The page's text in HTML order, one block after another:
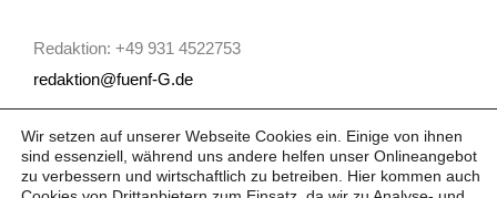
Redaktion: +49 931 4522753
redaktion@fuenf-G.de
Wir setzen auf unserer Webseite Cookies ein. Einige von ihnen
sind essenziell, während uns andere helfen unser Onlineangebot
zu verbessern und wirtschaftlich zu betreiben. Hier kommen auch